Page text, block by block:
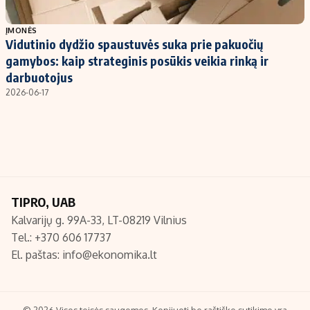
Populiarios temos
Investavimas
Akcijų rinka
Saulės elektrinės
Titulinis
Nedarbo išmokos skaičiuoklė
Redakcija
Apie mus
Redakcijos politika
ĮMONĖS
Vidutinio dydžio spaustuvės suka prie pakuočių
gamybos: kaip strateginis posūkis veikia rinką ir
darbuotojus
2026-06-17
TIPRO, UAB
Kalvarijų g. 99A-33, LT-08219 Vilnius
Tel.: +370 606 17737
El. paštas: info@ekonomika.lt